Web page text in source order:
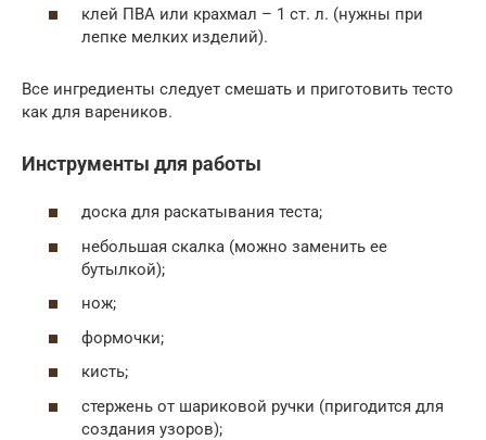
клей ПВА или крахмал – 1 ст. л. (нужны при
лепке мелких изделий).
Все ингредиенты следует смешать и приготовить тесто
как для вареников.
Инструменты для работы
доска для раскатывания теста;
небольшая скалка (можно заменить ее
бутылкой);
нож;
формочки;
кисть;
стержень от шариковой ручки (пригодится для
создания узоров);